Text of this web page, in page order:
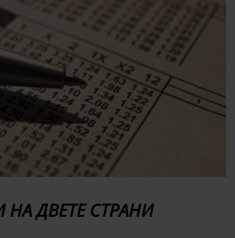
НА ДВЕТЕ СТРАНИ